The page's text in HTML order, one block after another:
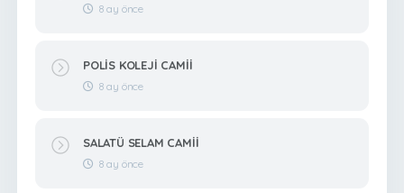
8 ay önce
POLİS KOLEJİ CAMİİ
8 ay önce
SALATÜ SELAM CAMİİ
8 ay önce